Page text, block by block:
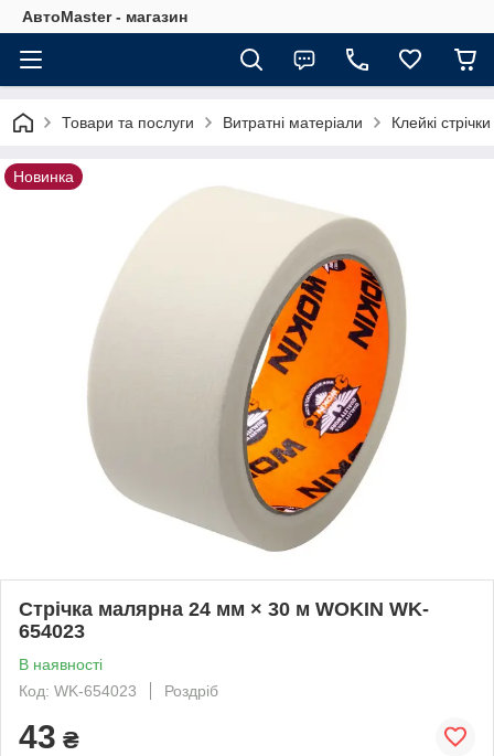
АвтоMaster - магазин
Товари та послуги Витратні матеріали Клейкі
Новинка
Стрічка малярна 24 мм × 30 м WOKIN WK-
654023
В наявності
Код: WK-654023
Роздріб
43 ₴